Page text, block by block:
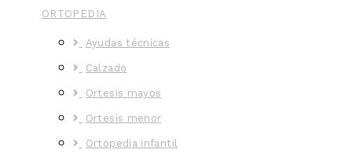
ORTOPEDIA
Ayudas técnicas
Calzado
Ortesis mayos
Ortesis menor
Ortopedia infantil